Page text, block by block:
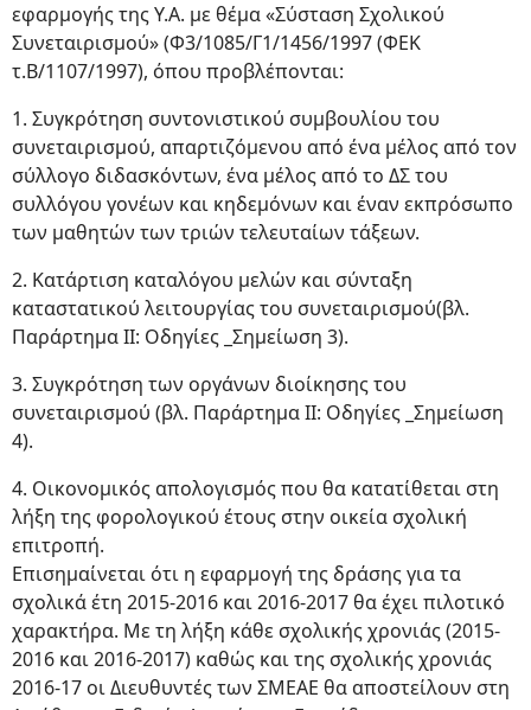
εφαρμογής της Υ.Α. με θέμα «Σύσταση Σχολικού
Συνεταιρισμού» (Φ3/1085/Γ1/1456/1997 (ΦΕΚ
τ.Β/1107/1997), όπου προβλέπονται:
1. Συγκρότηση συντονιστικού συμβουλίου του
συνεταιρισμού, απαρτιζόμενου από ένα μέλος από τον
σύλλογο διδασκόντων, ένα μέλος από το ΔΣ του
συλλόγου γονέων και κηδεμόνων και έναν εκπρόσωπο
των μαθητών των τριών τελευταίων τάξεων.
2. Κατάρτιση καταλόγου μελών και σύνταξη
καταστατικού λειτουργίας του συνεταιρισμού(βλ.
Παράρτημα II: Οδηγίες _Σημείωση 3).
3. Συγκρότηση των οργάνων διοίκησης του
συνεταιρισμού (βλ. Παράρτημα II: Οδηγίες _Σημείωση
4).
4. Οικονομικός απολογισμός που θα κατατίθεται στη
λήξη της φορολογικού έτους στην οικεία σχολική
επιτροπή.
Επισημαίνεται ότι η εφαρμογή της δράσης για τα
σχολικά έτη 2015-2016 και 2016-2017 θα έχει πιλοτικό
χαρακτήρα. Με τη λήξη κάθε σχολικής χρονιάς (2015-
2016 και 2016-2017) καθώς και της σχολικής χρονιάς
2016-17 οι Διευθυντές των ΣΜΕΑΕ θα αποστείλουν στη